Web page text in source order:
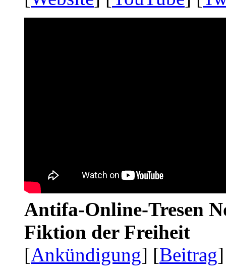
Antifa-Online-Tresen
Fiktion der Freiheit
[Ankündigung] [Beitrag